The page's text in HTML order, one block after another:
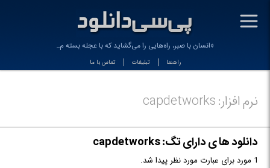
-
«انسان با صبر، راه‌هایی را می‌گشاید که با عجله بسته می_
راهنما تبلیغات تماس با ما
نرم افزار: capdetworks
دانلود ها ی دارای تگ: capdetworks
1 مورد برای عبارت مورد نظر پیدا شد.